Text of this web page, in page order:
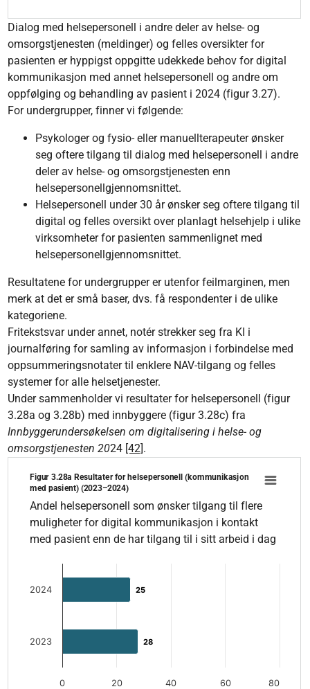
End of interactive chart.
Dialog med helsepersonell i andre deler av helse- og
omsorgstjenesten (meldinger) og felles oversikter for
pasienten er hyppigst oppgitte udekkede behov for digital
kommunikasjon med annet helsepersonell og andre om
oppfølging og behandling av pasient i 2024 (figur 3.27).
For undergrupper, finner vi følgende:
Psykologer og fysio- eller manuellterapeuter ønsker
seg oftere tilgang til dialog med helsepersonell i andre
deler av helse- og omsorgstjenesten enn
helsepersonellgjennomsnittet.
Helsepersonell under 30 år ønsker seg oftere tilgang til
digital og felles oversikt over planlagt helsehjelp i ulike
virksomheter for pasienten sammenlignet med
helsepersonellgjennomsnittet.
Resultatene for undergrupper er utenfor feilmarginen, men
merk at det er små baser, dvs. få respondenter i de ulike
kategoriene.
Fritekstsvar under annet, notér strekker seg fra KI i
journalføring for samling av informasjon i forbindelse med
oppsummeringsnotater til enklere NAV-tilgang og felles
systemer for alle helsetjenester.
Under sammenholder vi resultater for helsepersonell (figur
3.28a og 3.28b) med innbyggere (figur 3.28c) fra
Innbyggerundersøkelsen om digitalisering i helse- og
omsorgstjenesten 2024 [42].
Figur 3.28a Resultater for helsepersonell (kommunikasjon med
Bar chart with 2 bars.
Andel helsepersonell som ønsker tilgang til flere
The chart has 1 X axis displaying categories.
The chart has 1 Y axis displaying values. Data ranges from
Figur 3.28a Resultater for helsepersonell (kommunikasjon
med pasient) (2023–2024)
Andel helsepersonell som ønsker tilgang til flere
muligheter for digital kommunikasjon i kontakt
med pasient enn de har tilgang til i sitt arbeid i dag
25
25
28
28
2024
2023
0 20 40 60 80